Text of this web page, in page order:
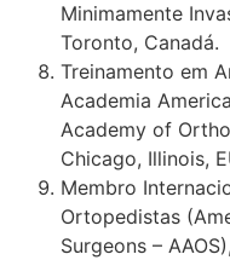
Minimamente
Toronto, Canadá.
Treinamento em
Academia
Academy of
Chicago, Illinois,
Membro
Ortopedistas
Surgeons –